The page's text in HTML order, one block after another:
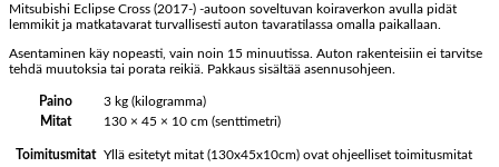
Mitsubishi Eclipse Cross (2017-) -autoon soveltuvan koiraverkon avulla pidät
lemmikit ja matkatavarat turvallisesti auton tavaratilassa omalla paikallaan.
Asentaminen käy nopeasti, vain noin 15 minuutissa. Auton rakenteisiin ei tarvitse
tehdä muutoksia tai porata reikiä. Pakkaus sisältää asennusohjeen.
Paino
3 kg (kilogramma)
Mitat
130 × 45 × 10 cm (senttimetri)
Toimitusmitat Yllä esitetyt mitat (130x45x10cm) ovat ohjeelliset toimitusmitat